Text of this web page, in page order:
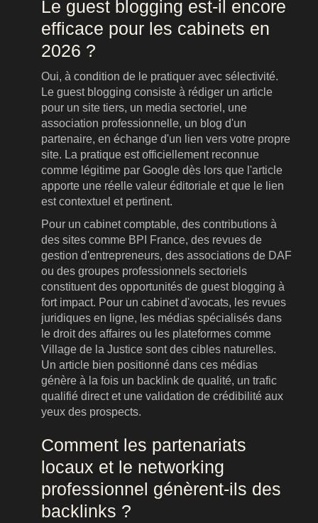
Le guest blogging est-il encore
efficace pour les cabinets en
2026 ?
Oui, à condition de le pratiquer avec sélectivité.
Le guest blogging consiste à rédiger un article
pour un site tiers, un media sectoriel, une
association professionnelle, un blog d'un
partenaire, en échange d'un lien vers votre propre
site. La pratique est officiellement reconnue
comme légitime par Google dès lors que l'article
apporte une réelle valeur éditoriale et que le lien
est contextuel et pertinent.
Pour un cabinet comptable, des contributions à
des sites comme BPI France, des revues de
gestion d'entrepreneurs, des associations de DAF
ou des groupes professionnels sectoriels
constituent des opportunités de guest blogging à
fort impact. Pour un cabinet d'avocats, les revues
juridiques en ligne, les médias spécialisés dans
le droit des affaires ou les plateformes comme
Village de la Justice sont des cibles naturelles.
Un article bien positionné dans ces médias
génère à la fois un backlink de qualité, un trafic
qualifié direct et une validation de crédibilité aux
yeux des prospects.
Comment les partenariats
locaux et le networking
professionnel génèrent-ils des
backlinks ?